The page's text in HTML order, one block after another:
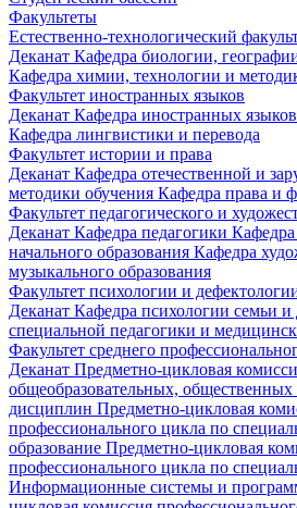
Факультеты
Естественно-технологический
Деканат Кафедра биологии,
Кафедра химии, технологии и
Факультет иностранных языков
Деканат Кафедра иностранных
Кафедра лингвистики и перевода
Факультет истории и права
Деканат Кафедра отечественной и
методики обучения Кафедра права и
Факультет педагогического и
Деканат Кафедра педагогики
начального образования Кафедра
музыкального образования
Факультет психологии и
Деканат Кафедра психологии семьи и
специальной педагогики и
Факультет среднего
Деканат Предметно-цикловая
общеобразовательных, общественных
дисциплин Предметно-цикловая
профессионального цикла по
образование Предметно-цикловая
профессионального цикла по
Информационные системы и